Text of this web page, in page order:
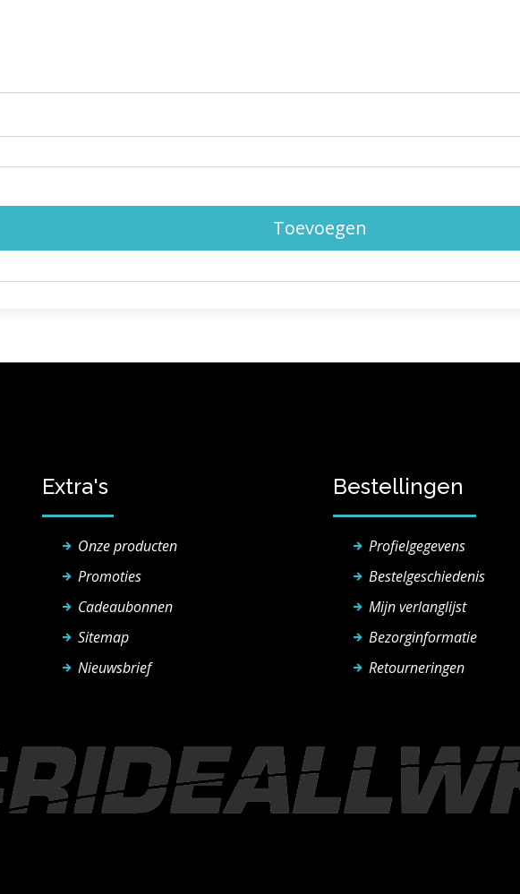
Toevoegen
Extra's
Onze producten
Promoties
Cadeaubonnen
Sitemap
Nieuwsbrief
Bestellingen
Profielgegevens
Bestelgeschiedenis
Mijn verlanglijst
Bezorginformatie
Retourneringen